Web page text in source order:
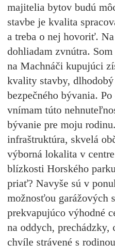
majitelia bytov budú
stavbe je kvalita
a treba o nej hovoriť.
dohliadam zvnútra.
na Machnáči kupujúci
kvality stavby, dlhodobý
bezpečného bývania. Po
vnímam túto
bývanie pre moju
infraštruktúra, skvelá
výborná lokalita v
blízkosti Horského
priať? Navyše sú v
možnosťou garážových
prekvapujúco výhodné
na oddych,
chvíle strávené s